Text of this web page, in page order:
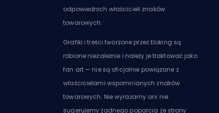
odpowiednich właścicieli znaków
towarowych.
Grafiki i treści tworzone przez Eloking są
robione niezależnie i należy je traktować jako
fan art — nie są oficjalnie powiązane z
właścicielami wspomnianych znaków
towarowych. Nie wyrażamy ani nie
sugerujemy żadnego poparcia ze strony